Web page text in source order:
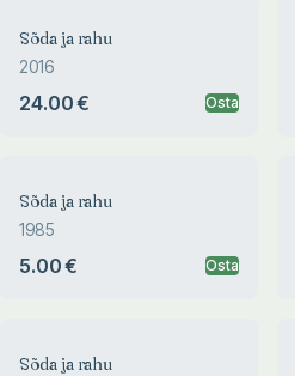
Sõda ja rahu
2016
24.00 € Osta
Sõda ja rahu
1985
5.00 € Osta
Sõda ja rahu